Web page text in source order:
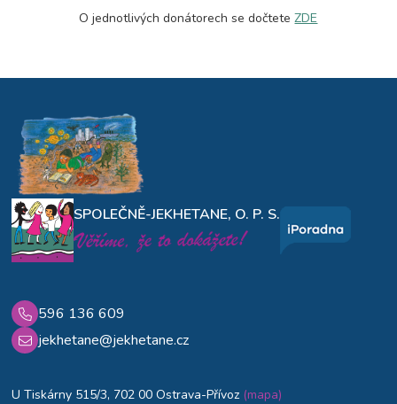
O jednotlivých donátorech se dočteteZDE
SPOLEČNĚ-JEKHETANE, O. P. S.
596 136 609
jekhetane@jekhetane.cz
U Tiskárny 515/3, 702 00 Ostrava-Přívoz (mapa)